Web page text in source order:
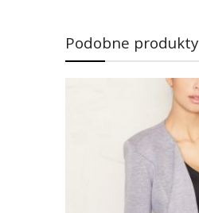
Podobne produkty